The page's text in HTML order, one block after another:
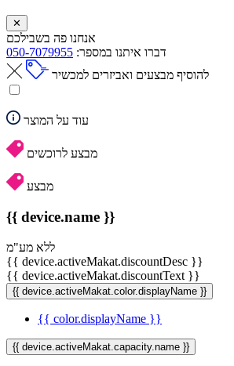
✕
אנחנו פה בשבילכם
דברו איתנו במספר: 050-7079955
להוסיף מבצעים ואביזרים למכשיר
עוד על המוצר
מבצע לרוכשים
מבצע
{{ device.name }}
ללא מע"מ
{{ device.activeMakat.discountDesc }}
{{ device.activeMakat.discountText }}
{{ device.activeMakat.color.displayName }}
{{ color.displayName }}
{{ device.activeMakat.capacity.name }}